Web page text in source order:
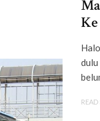
dulu
READ